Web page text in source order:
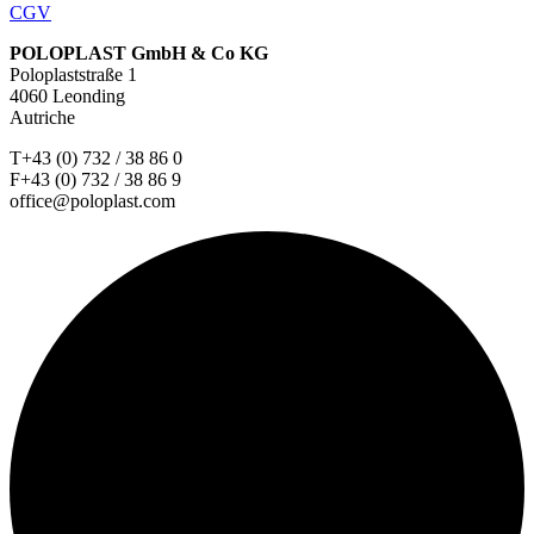
CGV
POLOPLAST GmbH & Co KG
Poloplaststraße 1
4060 Leonding
Autriche
T+43 (0) 732 / 38 86 0
F+43 (0) 732 / 38 86 9
office@poloplast.com